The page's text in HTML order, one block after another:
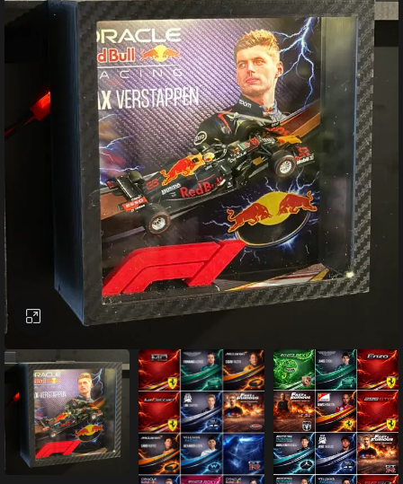
Büyütmek için tıklayın